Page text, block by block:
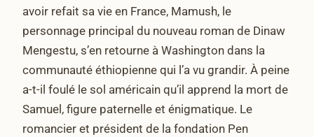
avoir refait sa vie en France, Mamush, le
personnage principal du nouveau roman de Dinaw
Mengestu, s’en retourne à Washington dans la
communauté éthiopienne qui l’a vu grandir. À peine
a-t-il foulé le sol américain qu’il apprend la mort de
Samuel, figure paternelle et énigmatique. Le
romancier et président de la fondation Pen